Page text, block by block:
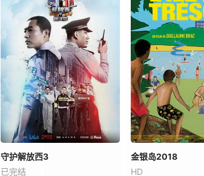
守护解放西3
已完结
金银岛2018
HD